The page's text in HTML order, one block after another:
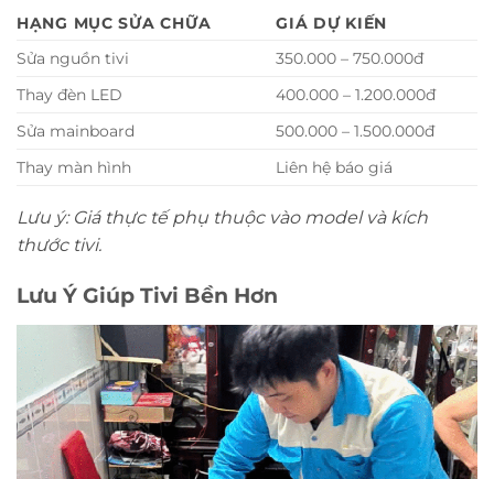
HẠNG MỤC SỬA CHỮA
GIÁ DỰ KIẾN
Sửa nguồn tivi
350.000 – 750.000đ
Thay đèn LED
400.000 – 1.200.000đ
Sửa mainboard
500.000 – 1.500.000đ
Thay màn hình
Liên hệ báo giá
Lưu ý: Giá thực tế phụ thuộc vào model và kích
thước tivi.
Lưu Ý Giúp Tivi Bền Hơn